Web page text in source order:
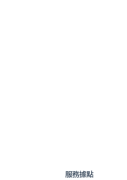
服務據點